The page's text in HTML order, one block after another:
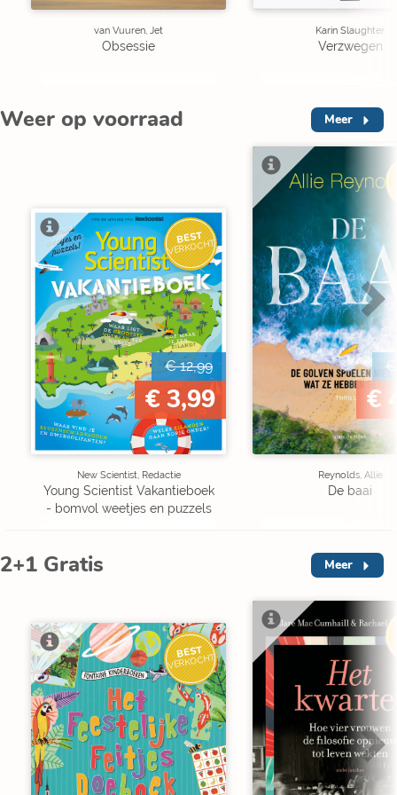
van Vuuren, Jet
Obsessie
Karin Slaughter
Verzwegen
Weer op voorraad Meer
BEST
VERKOCHT
€ 12,99
€ 3,99
New Scientist, Redactie
Young Scientist Vakantieboek
- bomvol weetjes en puzzels
€
€
Reynolds, Allie
De baai
2+1 Gratis Meer
BEST
VERKOCHT